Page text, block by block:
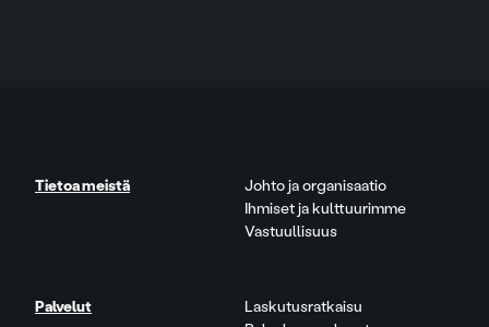
Tietoa meistä
Johto ja organisaatio
Ihmiset ja kulttuurimme
Vastuullisuus
Palvelut
Laskutusratkaisu